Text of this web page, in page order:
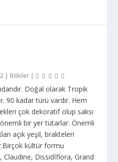
| Bitkiler |
Doğal olarak Tropik
90 kadar türü vardır. Hem
çok dekoratif olup saksı
bir yer tutarlar. Önemli
açık yeşil, brakteleri
kültür formu
Dissidİflora, Grand